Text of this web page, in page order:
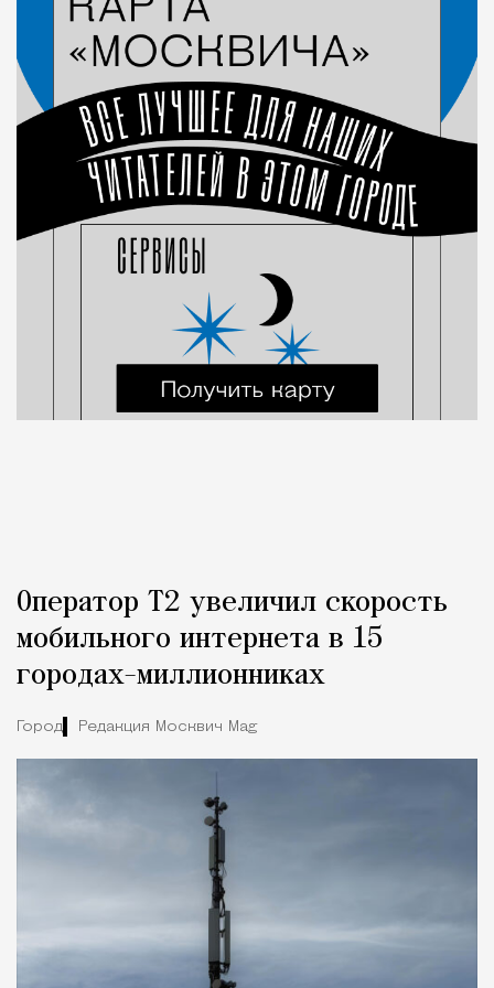
Оператор Т2 увеличил скорость
мобильного интернета в 15
городах-миллионниках
Город Редакция Москвич Mag